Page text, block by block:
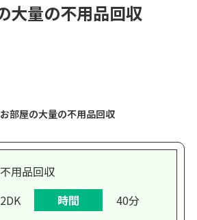
大量の不用品回収
お部屋の大量の不用品回収
不用品回収
2DK 時間
40分